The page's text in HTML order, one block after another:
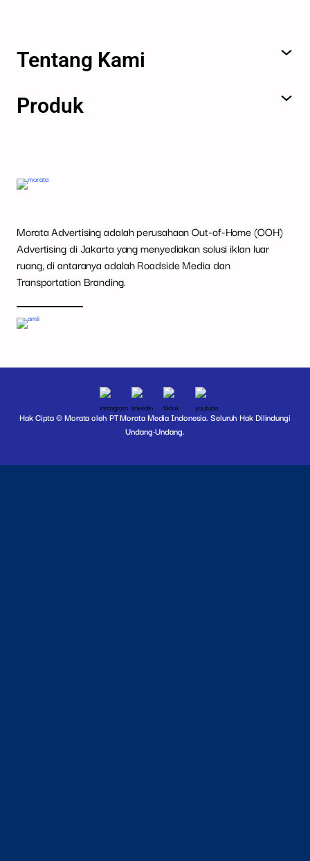
Tentang Kami
Produk
Morata Advertising adalah perusahaan Out-of-Home (OOH)
Advertising di Jakarta yang menyediakan solusi iklan luar
ruang, di antaranya adalah Roadside Media dan
Transportation Branding.
Hak Cipta © Morata oleh PT Morata Media Indonesia. Seluruh Hak Dilindungi
Undang-Undang.